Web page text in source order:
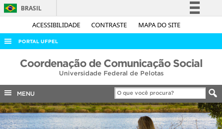
ACESSIBILIDADE CONTRASTE MAPA DO SITE
BRASIL
Simplifique!
Acesso à informação
Legislação
Canais
PORTAL UFPEL
ACESSO À INFORMAÇÃO
COBALTO
CONCURSOS
EDITAIS
Coordenação de Comunicação Social
Universidade Federal de Pelotas
MENU